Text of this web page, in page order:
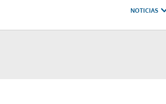
NOTICIAS